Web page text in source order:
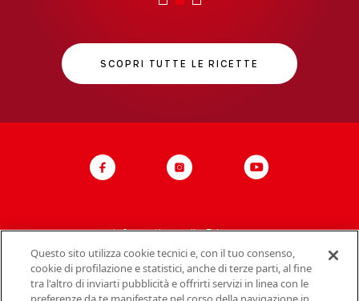
SCOPRI TUTTE LE RICETTE
Informativa sulla Privacy
Politica del sito
Contatti Mondelez Italia
Questo sito utilizza cookie tecnici e, con il tuo consenso,
cookie di profilazione e statistici, anche di terze parti, al fine
tra l'altro di inviarti pubblicità e offrirti servizi in linea con le